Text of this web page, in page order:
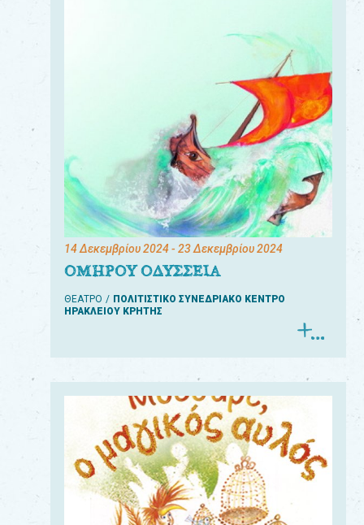
14 Δεκεμβρίου 2024- 23 Δεκεμβρίου 2024
ΟΜΗΡΟΥ ΟΔΥΣΣΕΙΑ
ΘΕΑΤΡΟ
ΠΟΛΙΤΙΣΤΙΚΟ ΣΥΝΕΔΡΙΑΚΟ ΚΕΝΤΡΟ
ΗΡΑΚΛΕΙΟΥ ΚΡΗΤΗΣ